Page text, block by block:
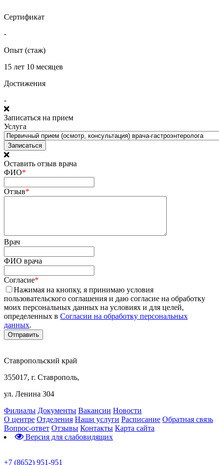
Сертификат
-
Опыт (стаж)
15 лет 10 месяцев
Достижения
-
Записаться на прием
Услуга
Оставить отзыв врача
ФИО*
Отзыв*
Врач
ФИО врача
Согласие*
Нажимая на кнопку, я принимаю условия
пользовательского соглашения и даю согласие на обработку
моих персональных данных на условиях и для целей,
определенных в Согласии на обработку персональных
данных.
Ставропольский край
355017, г. Ставрополь,
ул. Ленина 304
Филиалы Документы Вакансии Новости
О центре Отделения Наши услуги Расписание Обратная связь
Вопрос-ответ Отзывы Контакты Карта сайта
Версия для слабовидящих
+7 (8652) 951-951